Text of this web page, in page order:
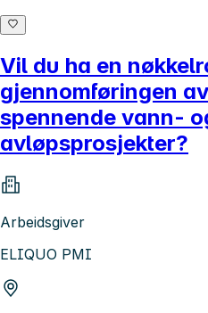
Vil du ha en
gjennomføringen
spennende vann-
avløpsprosjekter?
Arbeidsgiver
ELIQUO PMI